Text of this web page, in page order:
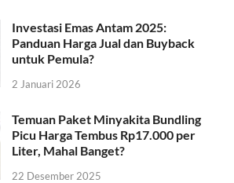
Investasi Emas Antam 2025:
Panduan Harga Jual dan Buyback
untuk Pemula?
2 Januari 2026
Temuan Paket Minyakita Bundling
Picu Harga Tembus Rp17.000 per
Liter, Mahal Banget?
22 Desember 2025